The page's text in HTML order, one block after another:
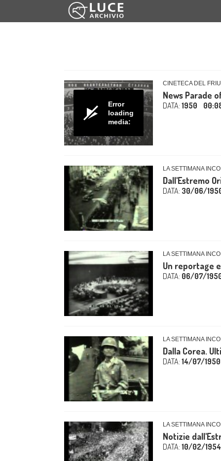
Error
loading
media:
CINETECA DEL
News Parade
DATA: 1950
LA SETTIMANA
Dall'Estremo
DATA: 30/06/
LA SETTIMANA
Un reportage
DATA: 06/07/
LA SETTIMANA
Dalla Corea.
DATA: 14/07/1950
LA SETTIMANA
Notizie
DATA: 10/02/1954